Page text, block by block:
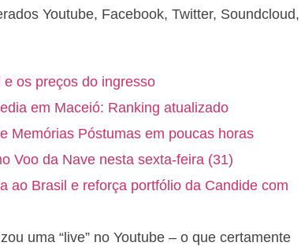
Youtube, Facebook, Twitter, Soundcloud,
os preços do ingresso
em Maceió: Ranking atualizado
Memórias Póstumas em poucas horas
Voo da Nave nesta sexta-feira (31)
ao Brasil e reforça portfólio da Candide com
uma “live” no Youtube – o que certamente